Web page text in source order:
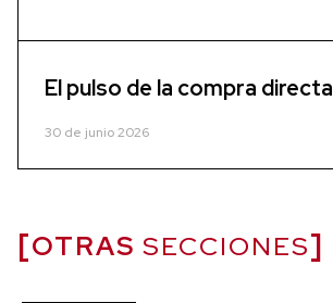
El pulso de la compra directa
30 de junio 2026
OTRAS SECCIONES